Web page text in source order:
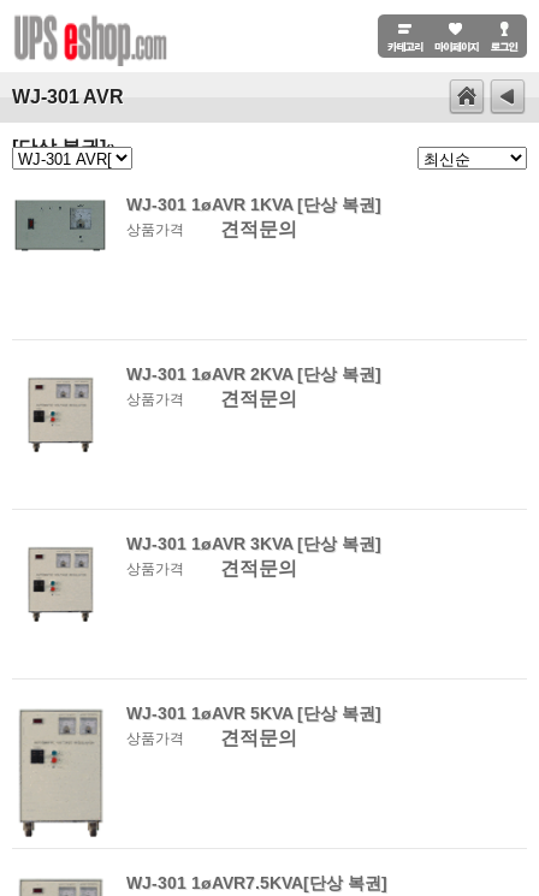
WJ-301 AVR
[단상 복권]()
WJ-301 1øAVR 1KVA [단상 복권]
상품가격 견적문의
WJ-301 1øAVR 2KVA [단상 복권]
상품가격 견적문의
WJ-301 1øAVR 3KVA [단상 복권]
상품가격 견적문의
WJ-301 1øAVR 5KVA [단상 복권]
상품가격 견적문의
WJ-301 1øAVR7.5KVA[단상 복권]